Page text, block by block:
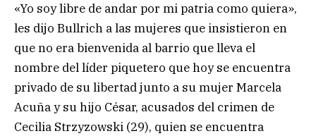
«Yo soy libre de andar por mi patria como quiera»,
les dijo Bullrich a las mujeres que insistieron en
que no era bienvenida al barrio que lleva el
nombre del líder piquetero que hoy se encuentra
privado de su libertad junto a su mujer Marcela
Acuña y su hijo César, acusados del crimen de
Cecilia Strzyzowski (29), quien se encuentra